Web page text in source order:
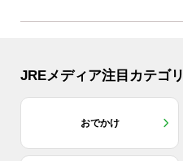
JREメディア注目カテゴリ
おでかけ